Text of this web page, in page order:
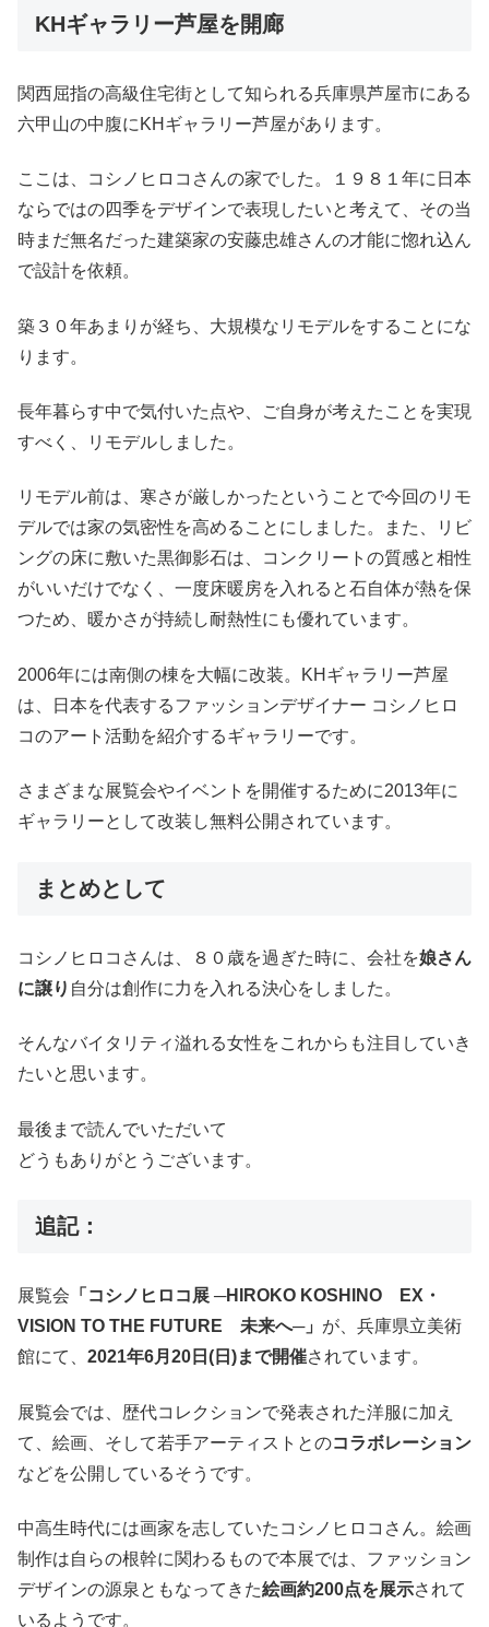
KHギャラリー芦屋を開廊
関西屈指の高級住宅街として知られる兵庫県芦屋市にある
六甲山の中腹にKHギャラリー芦屋があります。
ここは、コシノヒロコさんの家でした。１９８１年に日本
ならではの四季をデザインで表現したいと考えて、その当
時まだ無名だった建築家の安藤忠雄さんの才能に惚れ込ん
で設計を依頼。
築３０年あまりが経ち、大規模なリモデルをすることにな
ります。
長年暮らす中で気付いた点や、ご自身が考えたことを実現
すべく、リモデルしました。
リモデル前は、寒さが厳しかったということで今回のリモ
デルでは家の気密性を高めることにしました。また、リビ
ングの床に敷いた黒御影石は、コンクリートの質感と相性
がいいだけでなく、一度床暖房を入れると石自体が熱を保
つため、暖かさが持続し耐熱性にも優れています。
2006年には南側の棟を大幅に改装。KHギャラリー芦屋
は、日本を代表するファッションデザイナー コシノヒロ
コのアート活動を紹介するギャラリーです。
さまざまな展覧会やイベントを開催するために2013年に
ギャラリーとして改装し無料公開されています。
まとめとして
コシノヒロコさんは、８０歳を過ぎた時に、会社を娘さん
に譲り 自分は創作に力を入れる決心をしました。
そんなバイタリティ溢れる女性をこれからも注目していき
たいと思います。
最後まで読んでいただいて
どうもありがとうございます。
追記：
展覧会 「コシノヒロコ展 ─HIROKO KOSHINO EX・
VISION TO THE FUTURE 未来へ─」 が、兵庫県立美術
館にて、 2021年6月20日(日)まで開催されています。
展覧会では、歴代コレクションで発表された洋服に加え
て、絵画、そして若手アーティストとのコラボレーション
などを公開しているそうです。
中高生時代には画家を志していたコシノヒロコさん。絵画
制作は自らの根幹に関わるもので本展では、ファッション
デザインの源泉ともなってきた絵画約200点を展示されて
いるようです。